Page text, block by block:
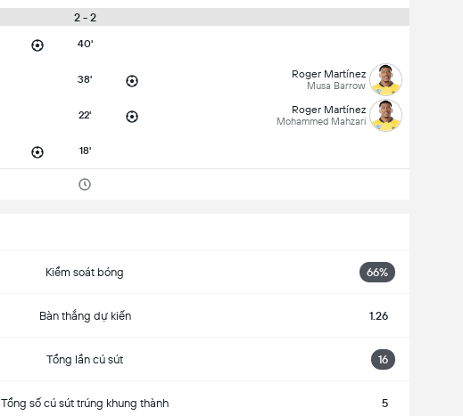
2 - 2
40'
38' Roger Martínez
Musa Barrow
22' Roger Martínez
Mohammed Mahzari
18'
Kiểm soát bóng 66%
Bàn thắng dự kiến 1.26
Tổng lần cú sút 16
Tổng số cú sút trúng khung thành 5